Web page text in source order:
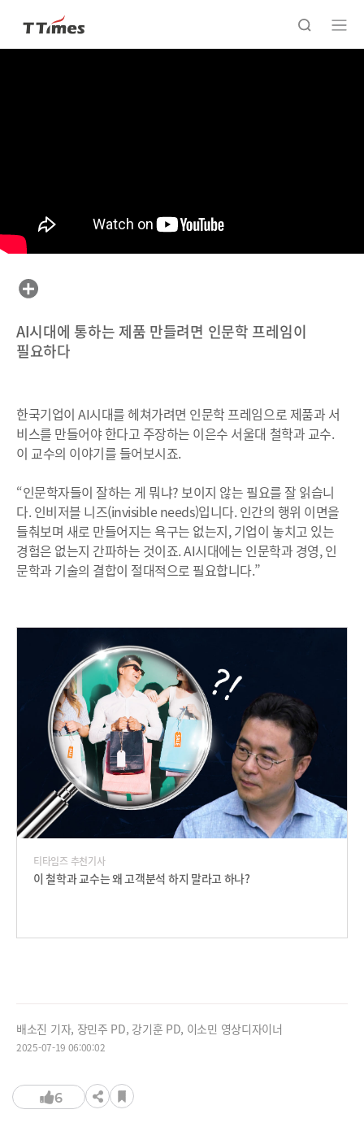
AI시대에 통하는 제품 만들려면 인문학 프레임이
필요하다
한국기업이 AI시대를 헤쳐가려면 인문학 프레임으로 제품과 서
비스를 만들어야 한다고 주장하는 이은수 서울대 철학과 교수.
이 교수의 이야기를 들어보시죠.
“인문학자들이 잘하는 게 뭐냐? 보이지 않는 필요를 잘 읽습니
다. 인비저블 니즈(invisible needs)입니다. 인간의 행위 이면을
들춰보며 새로 만들어지는 욕구는 없는지, 기업이 놓치고 있는
경험은 없는지 간파하는 것이죠. AI시대에는 인문학과 경영, 인
문학과 기술의 결합이 절대적으로 필요합니다.”
티타임즈 추천기사
이 철학과 교수는 왜 고객분석 하지 말라고 하나?
배소진 기자, 장민주 PD, 강기훈 PD, 이소민 영상디자이너
2025-07-19 06:00:02
6